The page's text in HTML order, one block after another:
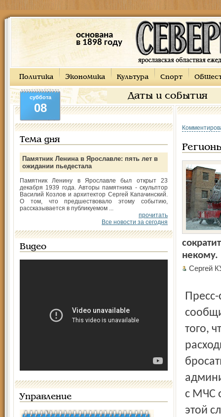
основана
в 1898 году
Политика Экономика Культура Спорт
Даты и события
суббота
08
Тема дня
Памятник Ленина в Ярославле: пять лет в
ожидании пьедестала
Памятник Ленину в Ярославле был открыт 23
декабря 1939 года. Авторы памятника - скульптор
Василий Козлов и архитектор Сергей Капачинский.
О том, что предшествовало этому событию,
рассказывается в публикуемом ...
прочитать
Все новости за сегодня
Видео
Управление
некому.
Сергей
Пресс-секретарь губернатора Дмитрий Корабчуков
того,
с МЧС
этой